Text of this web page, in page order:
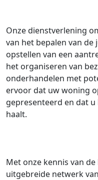
Onze dienstverlening
van het bepalen van
opstellen van een
het organiseren van
onderhandelen met
ervoor dat uw woning
gepresenteerd en dat
haalt.
Met onze kennis van
uitgebreide netwerk